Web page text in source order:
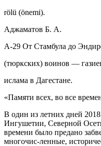
rölü (önemi).
Аджаматов Б. А.
А-29 От Стамбула до
(тюркских) воинов —
ислама в Дагестане.
«Памяти всех, во все
В один из летних дней
Ингушетии, Северной
времени было предано
многочис-ленные,